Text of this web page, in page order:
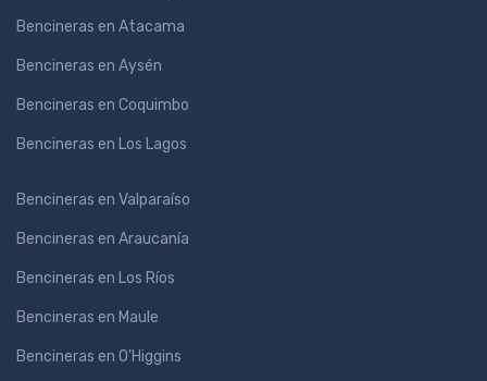
Bencineras en Atacama
Bencineras en Aysén
Bencineras en Coquimbo
Bencineras en Los Lagos
Bencineras en Valparaíso
Bencineras en Araucanía
Bencineras en Los Ríos
Bencineras en Maule
Bencineras en O'Higgins